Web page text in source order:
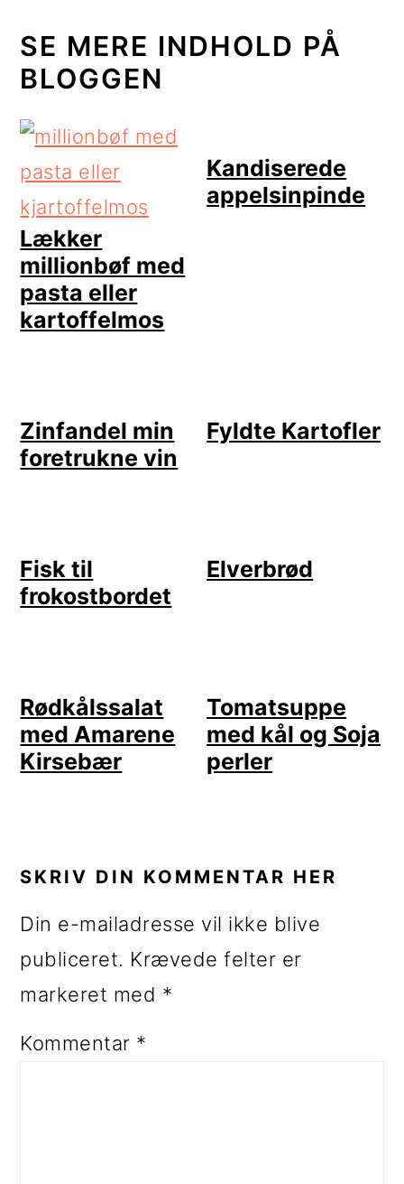
SE MERE INDHOLD PÅ
BLOGGEN
Lækker
millionbøf med
pasta eller
kartoffelmos
Kandiserede
appelsinpinde
Zinfandel min
foretrukne vin
Fyldte Kartofler
Fisk til
frokostbordet
Elverbrød
Rødkålssalat
med Amarene
Kirsebær
Tomatsuppe
med kål og Soja
perler
SKRIV DIN KOMMENTAR HER
Din e-mailadresse vil ikke blive
publiceret. Krævede felter er
markeret med *
Kommentar *